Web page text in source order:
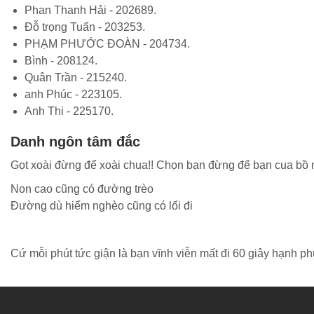
Phan Thanh Hải - 202689.
Đỗ trọng Tuấn - 203253.
PHẠM PHƯỚC ĐOÀN - 204734.
Bình - 208124.
Quân Trần - 215240.
anh Phúc - 223105.
Anh Thi - 225170.
Danh ngôn tâm đắc
Gọt xoài đừng để xoài chua!! Chọn bạn đừng để bạn cua bồ
Non cao cũng có đường trèo
Đường dù hiểm nghèo cũng có lối đi
Cứ mỗi phút tức giận là bạn vĩnh viễn mất đi 60 giây hạnh